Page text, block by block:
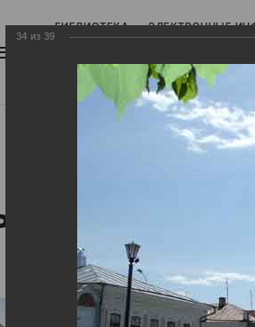
БИБЛИОТЕКА ЭЛЕКТРОННЫЕ
БИБЛИОПОМОЩЬ
выставки
34 из 39